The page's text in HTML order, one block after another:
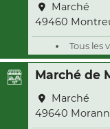
Marché
49460
Tous les
Marché de
Marché
49640